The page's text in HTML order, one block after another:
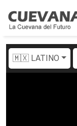
🇲🇽 LATINO